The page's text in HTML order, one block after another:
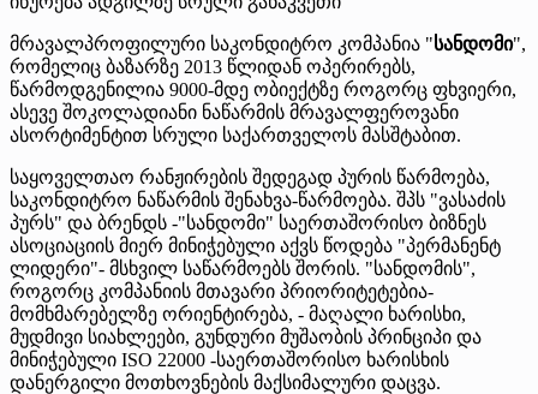
მრავალპროფილური საკონდიტრო კომპანია "სანდომი",
რომელიც ბაზარზე 2013 წლიდან ოპერირებს,
წარმოდგენილია 9000-მდე ობიექტზე როგორც ფხვიერი,
ასევე შოკოლადიანი ნაწარმის მრავალფეროვანი
ასორტიმენტით სრული საქართველოს მასშტაბით.
საყოველთაო რანჟირების შედეგად პურის წარმოება,
საკონდიტრო ნაწარმის შენახვა-წარმოება. შპს "ვასაძის
პურს" და ბრენდს -"სანდომი" საერთაშორისო ბიზნეს
ასოციაციის მიერ მინიჭებული აქვს წოდება "პერმანენტ
ლიდერი"- მსხვილ საწარმოებს შორის. "სანდომის",
როგორც კომპანიის მთავარი პრიორიტეტებია-
მომხმარებელზე ორიენტირება, - მაღალი ხარისხი,
მუდმივი სიახლეები, გუნდური მუშაობის პრინციპი და
მინიჭებული ISO 22000 -საერთაშორისო ხარისხის
დანერგილი მოთხოვნების მაქსიმალური დაცვა.